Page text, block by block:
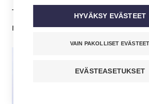
Tehyn ja Finnhemsin väliset
mus­neu­vot­te­lut jatkuivat
HYVÄKSY EVÄSTEET
VAIN PAKOLLISET EVÄSTEET
EVÄSTEASETUKSET